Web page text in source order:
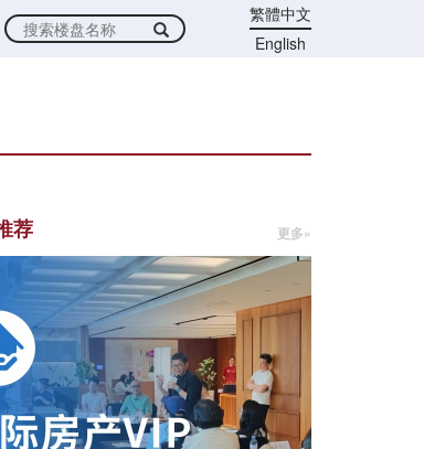
繁體中文
English
荐 更多»